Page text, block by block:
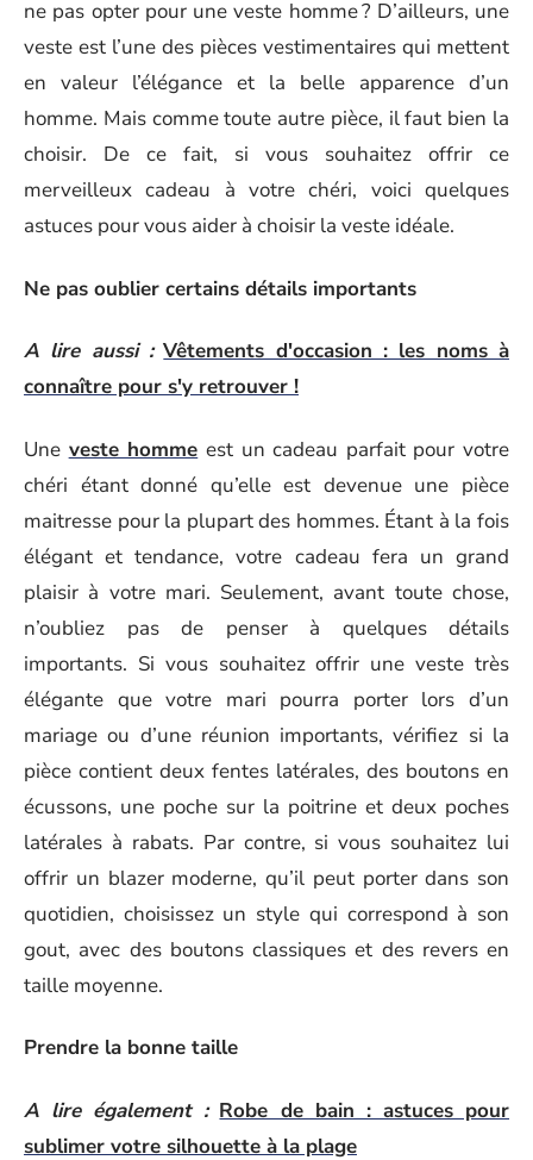
ne pas opter pour une veste homme ? D’ailleurs, une
veste est l’une des pièces vestimentaires qui mettent
en valeur l’élégance et la belle apparence d’un
homme. Mais comme toute autre pièce, il faut bien la
choisir. De ce fait, si vous souhaitez offrir ce
merveilleux cadeau à votre chéri, voici quelques
astuces pour vous aider à choisir la veste idéale.
Ne pas oublier certains détails importants
A lire aussi : Vêtements d'occasion : les noms à
connaître pour s'y retrouver !
Une veste homme est un cadeau parfait pour votre
chéri étant donné qu’elle est devenue une pièce
maitresse pour la plupart des hommes. Étant à la fois
élégant et tendance, votre cadeau fera un grand
plaisir à votre mari. Seulement, avant toute chose,
n’oubliez pas de penser à quelques détails
importants. Si vous souhaitez offrir une veste très
élégante que votre mari pourra porter lors d’un
mariage ou d’une réunion importants, vérifiez si la
pièce contient deux fentes latérales, des boutons en
écussons, une poche sur la poitrine et deux poches
latérales à rabats. Par contre, si vous souhaitez lui
offrir un blazer moderne, qu’il peut porter dans son
quotidien, choisissez un style qui correspond à son
gout, avec des boutons classiques et des revers en
taille moyenne.
Prendre la bonne taille
A lire également : Robe de bain : astuces pour
sublimer votre silhouette à la plage